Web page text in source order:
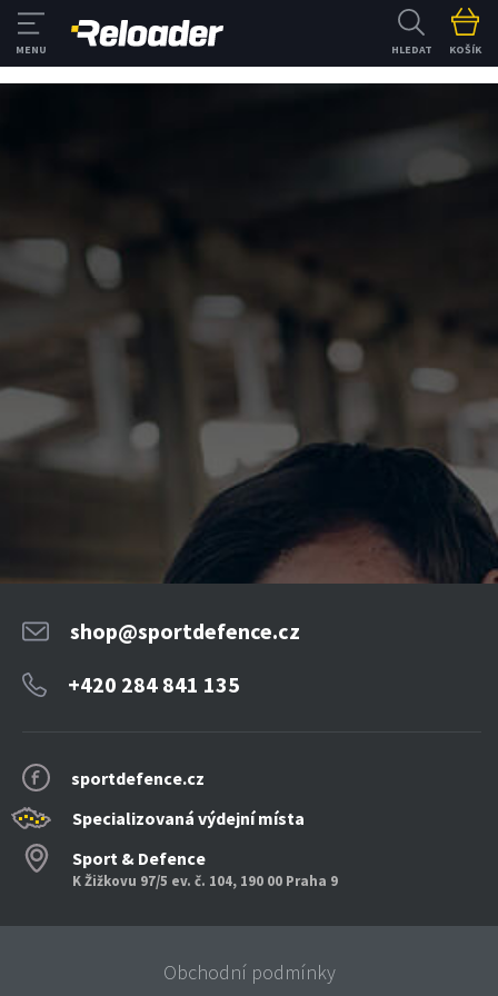
HLEDAT KOŠÍK
sportdefence.cz
Specializovaná výdejní místa
Sport & Defence
K Žižkovu 97/5 ev. č. 104, 190 00 Praha 9
shop@sportdefence.cz
+420 284 841 135
Obchodní podmínky